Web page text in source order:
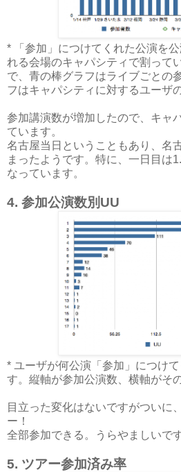
* 「参加」につけてくれた公演を
れる会場のキャパシティで割って
で、青の棒グラフはライブごとの
フはキャパシティに対するユーザ
参加講演数が増加したので、キャ
ています。
名古屋当日ということもあり、名
まったようです。特に、一日目は
なっています。
4. 参加公演数別UU
* ユーザが何公演「参加」につけ
す。縦軸が参加公演数、横軸がそ
目立った変化はないですがついに
ー！
全部参加できる。うらやましいです
5. ツアー参加済み率